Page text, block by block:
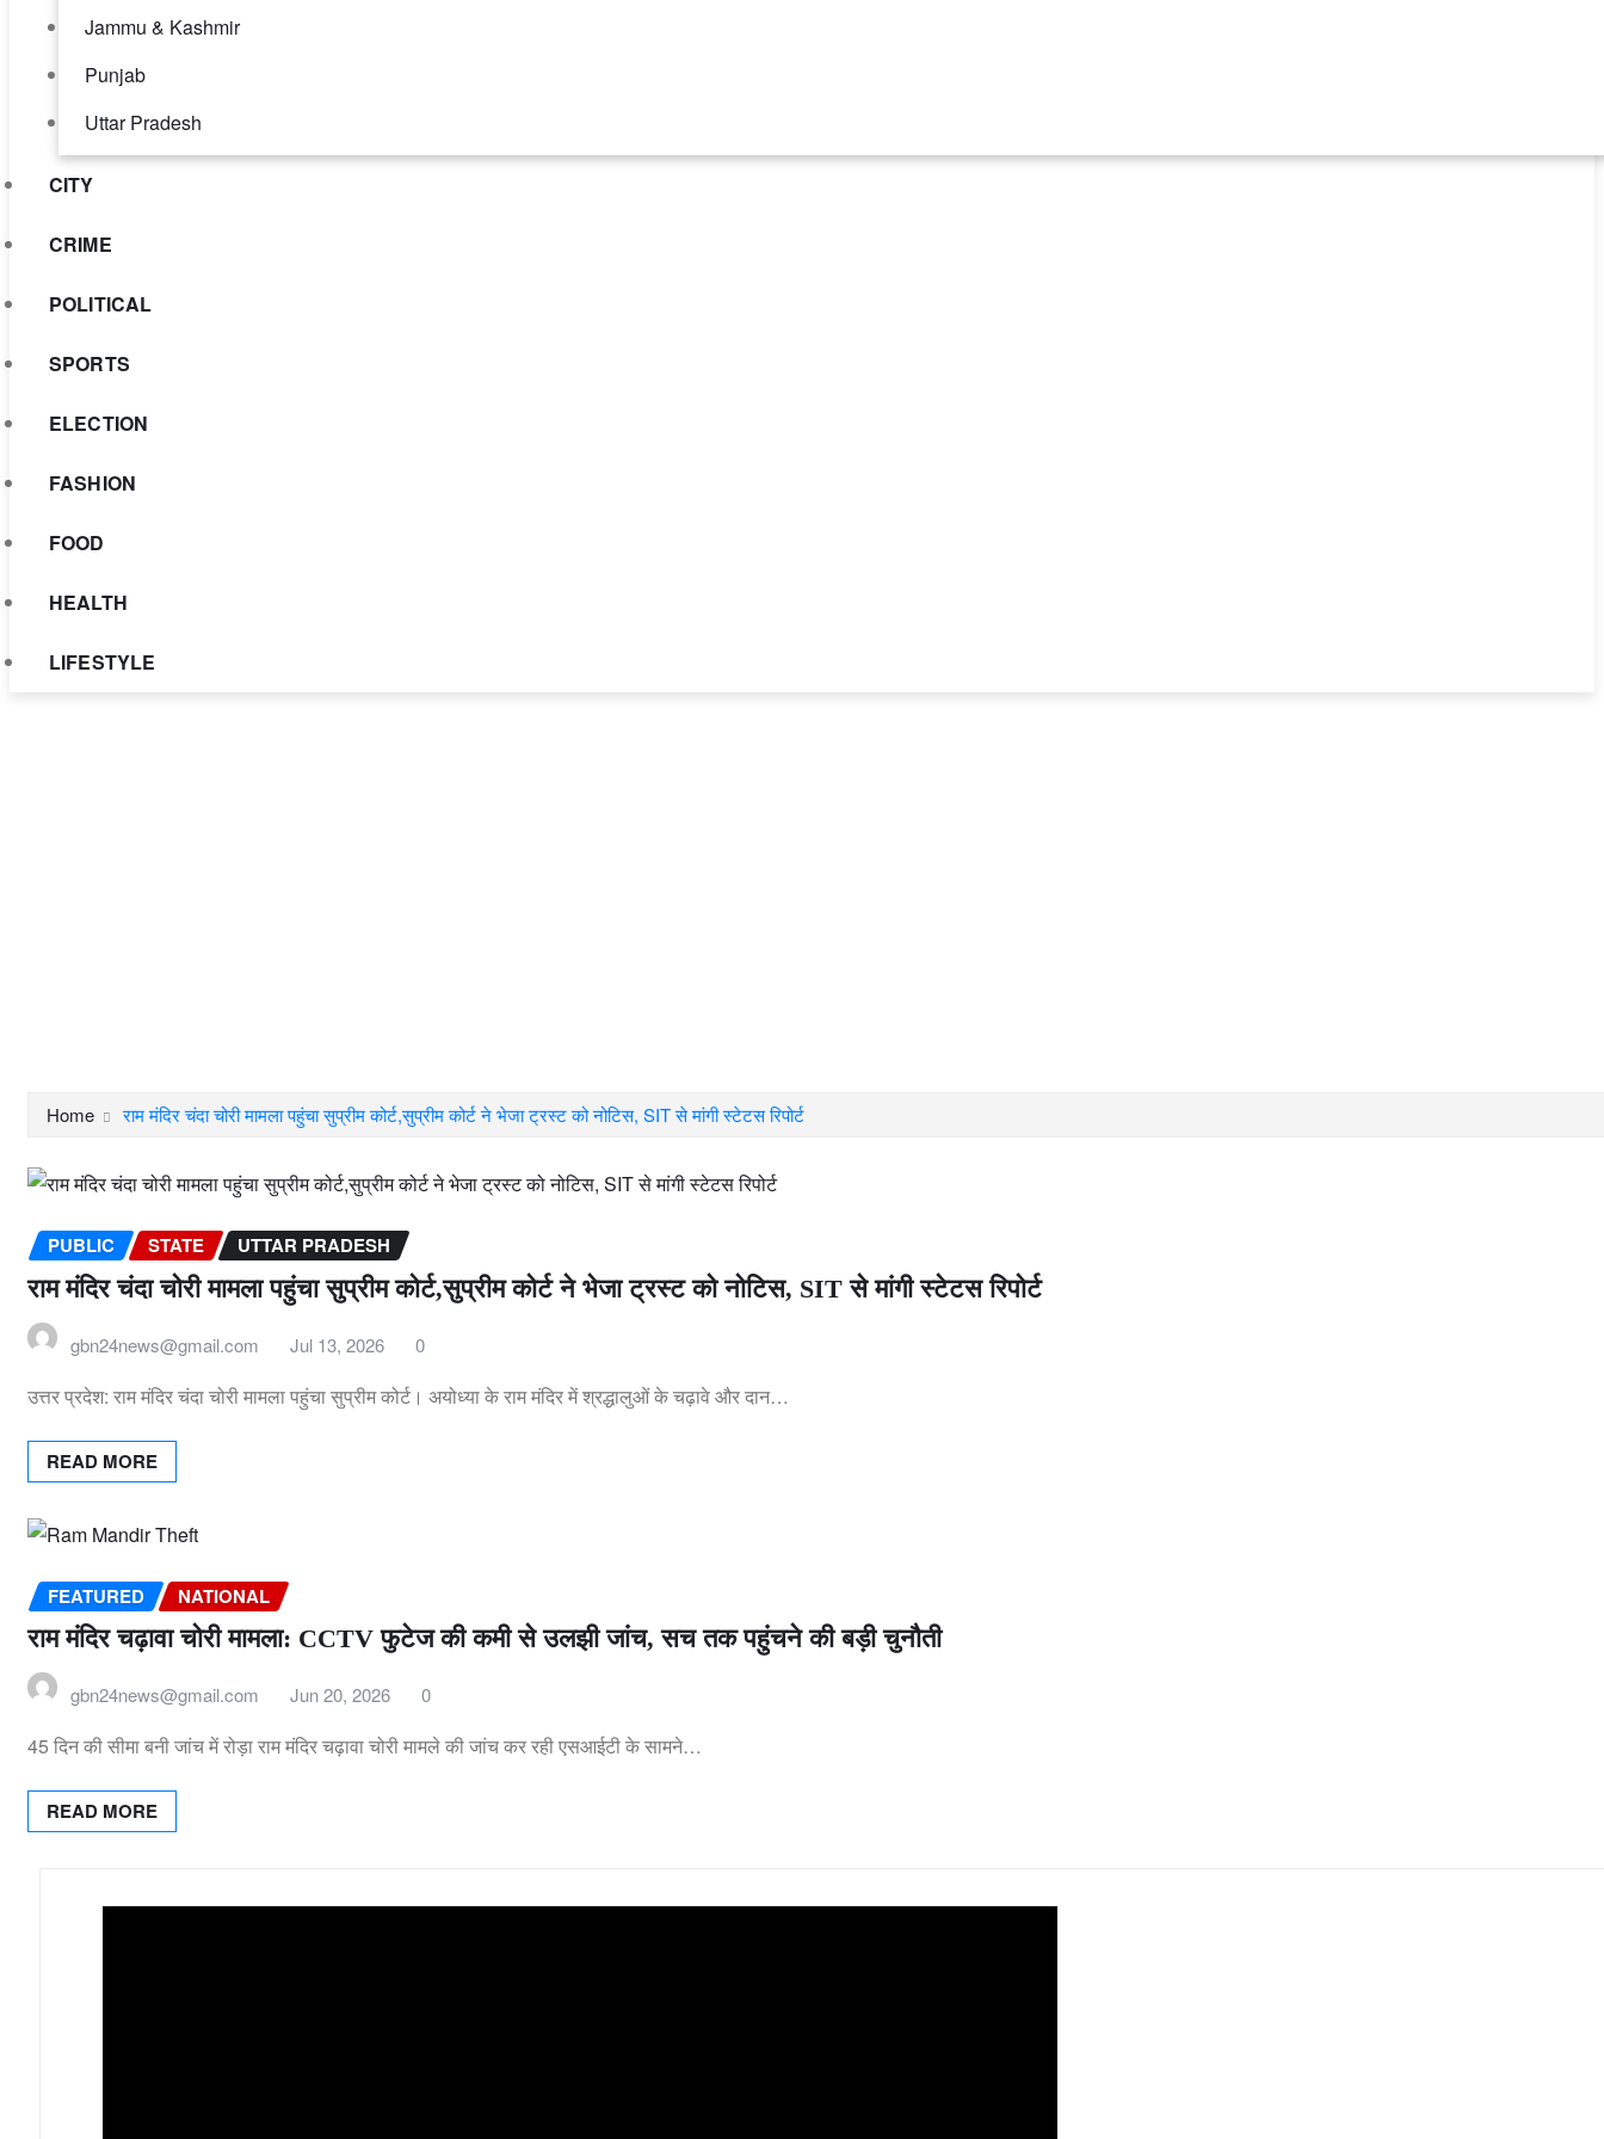
Jammu & Kashmir
Punjab
Uttar Pradesh
CITY
CRIME
POLITICAL
SPORTS
ELECTION
FASHION
FOOD
HEALTH
LIFESTYLE
Home राम मंदिर चंदा चोरी मामला पहुंचा सुप्रीम कोर्ट,सुप्रीम कोर्ट ने भेजा ट्रस्ट को नोटिस, SIT से मांगी स्टेटस रिपोर्ट
PUBLIC STATE UTTAR PRADESH
राम मंदिर चंदा चोरी मामला पहुंचा सुप्रीम कोर्ट,सुप्रीम कोर्ट ने भेजा ट्रस्ट को नोटिस, SIT से मांगी स्टेटस रिपोर्ट
gbn24news@gmail.com Jul 13, 2026 0
उत्तर प्रदेश: राम मंदिर चंदा चोरी मामला पहुंचा सुप्रीम कोर्ट। अयोध्या के राम मंदिर में श्रद्धालुओं के चढ़ावे और दान…
READ MORE
FEATURED NATIONAL
राम मंदिर चढ़ावा चोरी मामला: CCTV फुटेज की कमी से उलझी जांच, सच तक पहुंचने की बड़ी चुनौती
gbn24news@gmail.com Jun 20, 2026 0
45 दिन की सीमा बनी जांच में रोड़ा राम मंदिर चढ़ावा चोरी मामले की जांच कर रही एसआईटी के सामने…
READ MORE